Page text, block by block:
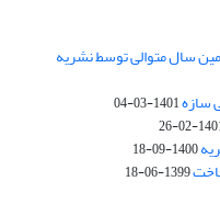
سال متوالی توسط نشریه
سازه1401-03-04
1401-
1400-09-18
1399-06-18